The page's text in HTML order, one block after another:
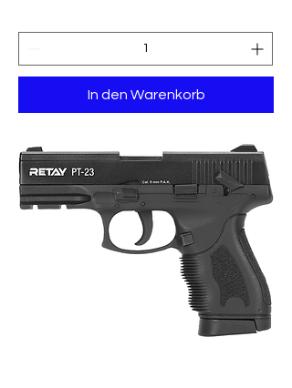
In den Warenkorb